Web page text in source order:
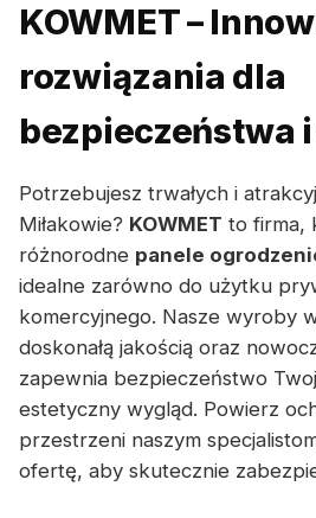
KOWMET –
rozwiązania dla
bezpieczeństwa
Potrzebujesz trwałych i
Miłakowie? KOWMET to firma,
różnorodne panele
idealne zarówno do użytku
komercyjnego. Nasze wyroby
doskonałą jakością oraz
zapewnia bezpieczeństwo
estetyczny wygląd. Powierz
przestrzeni naszym
ofertę, aby skutecznie